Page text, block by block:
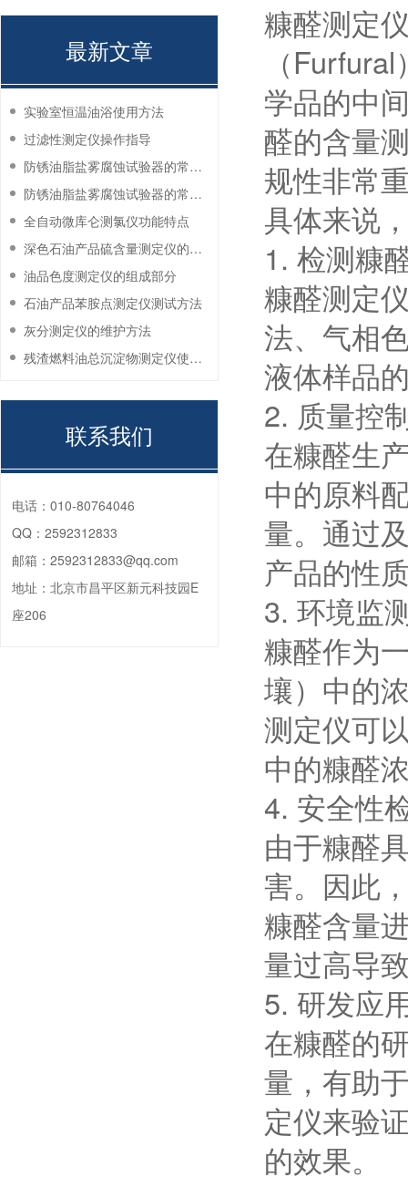
糠醛测定
（
学品的中
醛的含量
规性非常
具体来说
1. 检测糠
糠醛测定
法、气相
液体样品
2. 质量控
在糠醛生
中的原料
量。通过
产品的性
3. 环境监
糠醛作为
壤）中的
测定仪可
中的糠醛
4. 安全性
由于糠醛
害。因此
糠醛含量
量过高导
5. 研发应
在糠醛的
量，有助
定仪来验
的效果。
最新文章
实验室恒温油浴使用方法
过滤性测定仪操作指导
防锈油脂盐雾腐蚀试验器的常见故障与解决方法
防锈油脂盐雾腐蚀试验器的常见故障与解决方法
全自动微库仑测氯仪功能特点
深色石油产品硫含量测定仪的工作环境要求
油品色度测定仪的组成部分
石油产品苯胺点测定仪测试方法
灰分测定仪的维护方法
残渣燃料油总沉淀物测定仪使用注意事项
联系我们
电话： 010-80764046
QQ： 2592312833
邮箱： 2592312833@qq.com
地址： 北京市昌平区新元科技园E
座206